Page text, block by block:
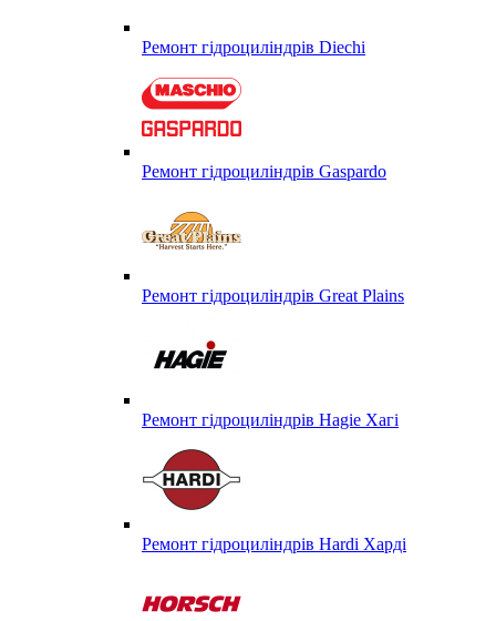
Ремонт гідроциліндрів Diechi
Ремонт гідроциліндрів Gaspardo
Ремонт гідроциліндрів Great Plains
Ремонт гідроциліндрів Hagie Хагі
Ремонт гідроциліндрів Hardi Харді